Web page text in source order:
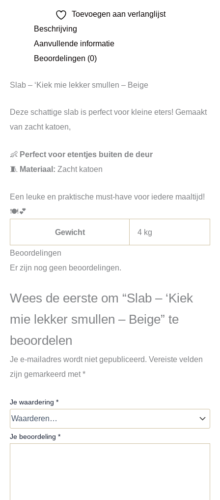
Toevoegen aan verlanglijst
Beschrijving
Aanvullende informatie
Beoordelingen (0)
Slab – ‘Kiek mie lekker smullen – Beige
Deze schattige slab is perfect voor kleine eters! Gemaakt
van zacht katoen,
👶 Perfect voor etentjes buiten de deur
🧵 Materiaal: Zacht katoen
Een leuke en praktische must-have voor iedere maaltijd!
🍽️💕
Gewicht 4 kg
Beoordelingen
Er zijn nog geen beoordelingen.
Wees de eerste om “Slab – ‘Kiek
mie lekker smullen – Beige” te
beoordelen
Je e-mailadres wordt niet gepubliceerd. Vereiste velden
zijn gemarkeerd met*
Je waardering *
Je beoordeling *